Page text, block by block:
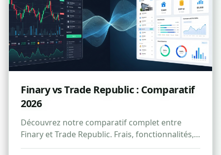
Finary vs Trade Republic : Comparatif
2026
Découvrez notre comparatif complet entre
Finary et Trade Republic. Frais, fonctionnalités,
avantages et inconvénients pour bien choisir.